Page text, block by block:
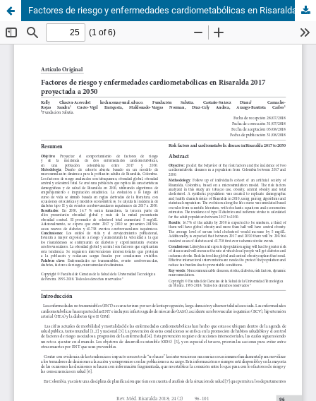
Factores de riesgo y enfermedades cardiometabólicas en Risaralda 2017 proyectados a 2050